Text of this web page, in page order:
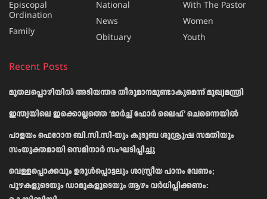
Episcopal
Ordination
Family
National
News
Obituary
With The Pastor
Women
Youth
Recent Posts
മുതലപ്പൊഴിയിൽ അടിയന്തര തീരുമാനമുണ്ടാകുമെന്ന് മുഖ്യമന്ത്രി
ഇന്ത്യയിലെ ഇക്കൊല്ലത്തെ ‘മാർച്ച് ഫോർ ലൈഫ്’ ചെന്നൈയിൽ
പാളയം ഫെറോന ബി.സി.സി-യും കുടുബ ശുശ്രൂഷ സമതിയും
സംയുക്തമായി സെമിനാർ സംഘടിപ്പിച്ചു
വെള്ളപ്പൊക്കവും ഉരുള്‍പ്പൊട്ടലും ശാസ്ത്രീയ പഠനം വേണം;
പുഴകളുടെയും ഡാമുകളുടെയും ആഴം വര്‍ധിപ്പിക്കണം: